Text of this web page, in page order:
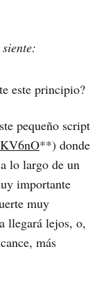
este principio?
pequeño script
**) donde
lo largo de un
importante
muy
llegará lejos, o,
más